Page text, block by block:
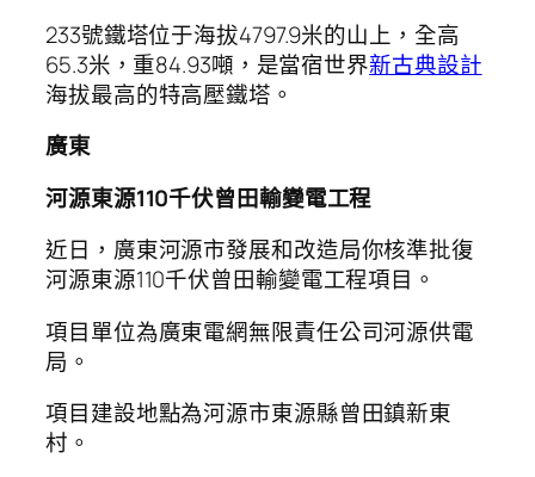
233號鐵塔位于海拔4797.9米的山上，全高
65.3米，重84.93噸，是當宿世界新古典設計
海拔最高的特高壓鐵塔。
廣東
河源東源110千伏曾田輸變電工程
近日，廣東河源市發展和改造局你核準批復
河源東源110千伏曾田輸變電工程項目。
項目單位為廣東電網無限責任公司河源供電
局。
項目建設地點為河源市東源縣曾田鎮新東
村。